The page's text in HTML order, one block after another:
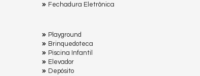
Fechadura Eletrônica
Playground
Brinquedoteca
Piscina Infantil
Elevador
Depósito